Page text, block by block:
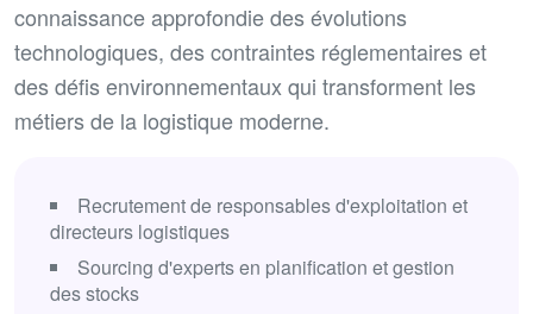
connaissance approfondie des évolutions
technologiques, des contraintes réglementaires et
des défis environnementaux qui transforment les
métiers de la logistique moderne.
Recrutement de responsables d'exploitation et
directeurs logistiques
Sourcing d'experts en planification et gestion
des stocks